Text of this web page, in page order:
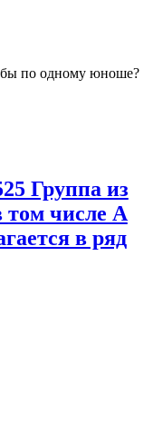
бы по одному юноше?
Группа из
том числе А
в ряд